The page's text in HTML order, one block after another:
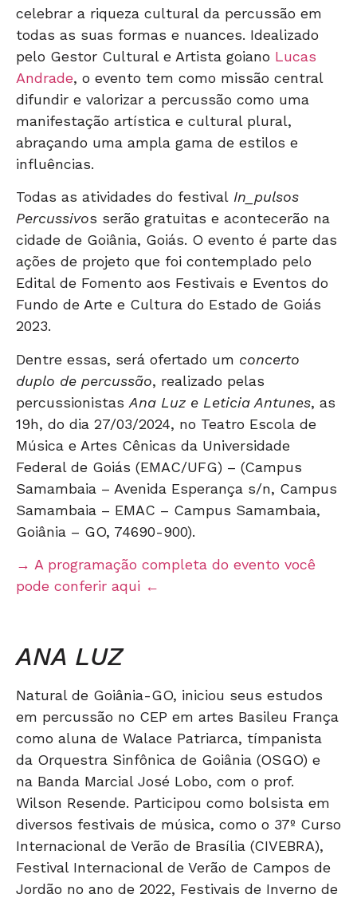
celebrar a riqueza cultural da percussão em
todas as suas formas e nuances. Idealizado
pelo Gestor Cultural e Artista goiano Lucas
Andrade, o evento tem como missão central
difundir e valorizar a percussão como uma
manifestação artística e cultural plural,
abraçando uma ampla gama de estilos e
influências.
Todas as atividades do festival In_pulsos
Percussivos serão gratuitas e acontecerão na
cidade de Goiânia, Goiás. O evento é parte das
ações de projeto que foi contemplado pelo
Edital de Fomento aos Festivais e Eventos do
Fundo de Arte e Cultura do Estado de Goiás
2023.
Dentre essas, será ofertado um concerto
duplo de percussão, realizado pelas
percussionistas Ana Luz e Leticia Antunes, as
19h, do dia 27/03/2024, no Teatro Escola de
Música e Artes Cênicas da Universidade
Federal de Goiás (EMAC/UFG) – (Campus
Samambaia – Avenida Esperança s/n, Campus
Samambaia – EMAC – Campus Samambaia,
Goiânia – GO, 74690-900).
→ A programação completa do evento você
pode conferir aqui ←
ANA LUZ
Natural de Goiânia-GO, iniciou seus estudos
em percussão no CEP em artes Basileu França
como aluna de Walace Patriarca, tímpanista
da Orquestra Sinfônica de Goiânia (OSGO) e
na Banda Marcial José Lobo, com o prof.
Wilson Resende. Participou como bolsista em
diversos festivais de música, como o 37º Curso
Internacional de Verão de Brasília (CIVEBRA),
Festival Internacional de Verão de Campos de
Jordão no ano de 2022, Festivais de Inverno de